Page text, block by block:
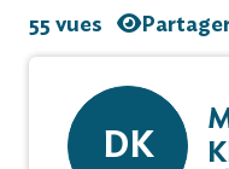
55 vues
DK